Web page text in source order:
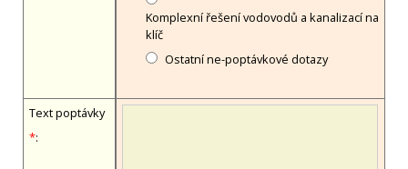
Komplexní řešení vodovodů a kanalizací na
klíč
Ostatní ne-poptávkové dotazy
Text poptávky
*: